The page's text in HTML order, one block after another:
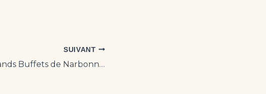
SUIVANT
Les Grands Buffets de Narbonne : l’expérience gourmande ultime en France